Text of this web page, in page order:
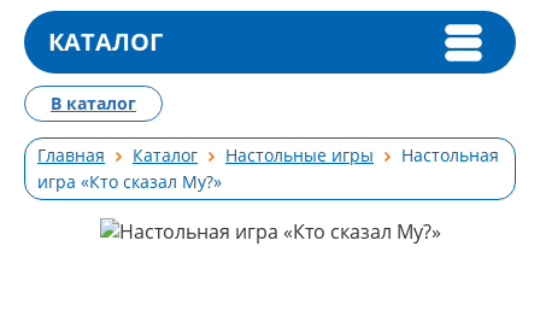
КАТАЛОГ
Главная Каталог Настольные игры
Настольная
игра «Кто сказал Му?»
В каталог